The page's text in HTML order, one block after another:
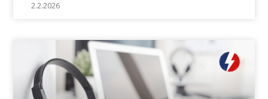
2.2.2026